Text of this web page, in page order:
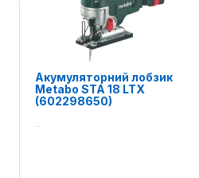
Акумуляторний лобзик
Metabo STA 18 LTX
(602298650)